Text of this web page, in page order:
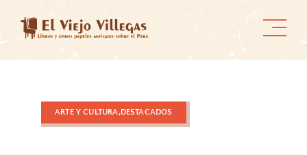
content
ARTE Y CULTURA,DESTACADOS